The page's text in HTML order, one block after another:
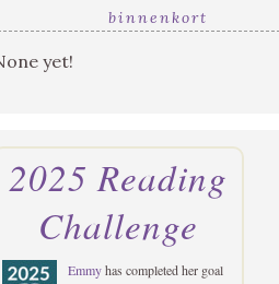
binnenkort
yet!
2025 Reading
Challenge
Emmyhas completed her goal